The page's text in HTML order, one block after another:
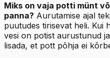
Miks on vaja potti münt
panna? Aurutamise ajal
puutudes tirisevat heli. Kui
vesi on potist aurustunud
lisada, et pott põhja ei